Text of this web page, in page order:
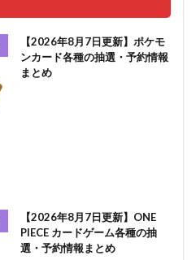
【2026年8月7日更新】ポケモ
ンカード各種の抽選・予約情報
まとめ
【2026年8月7日更新】ONE
PIECE カードゲーム各種の抽
選・予約情報まとめ